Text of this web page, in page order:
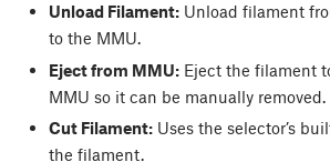
Unload Filament:Unload filament
to the MMU.
Eject from MMU:Eject the filament
MMU so it can be manually removed.
Cut Filament:Uses the selector’s
the filament.